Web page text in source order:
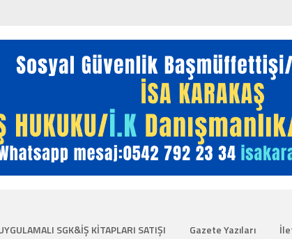
SGK&İŞ KİTAPLARI SATIŞI Gazete Yazıları